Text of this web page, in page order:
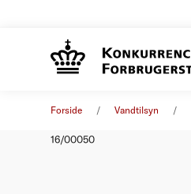
Forside Vandtilsyn
16/00050